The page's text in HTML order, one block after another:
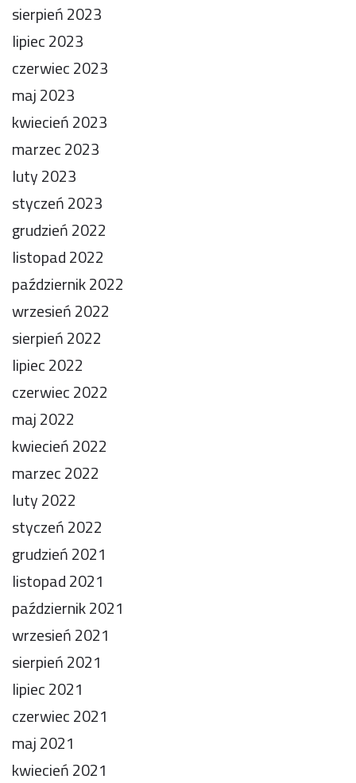
sierpień 2023
lipiec 2023
czerwiec 2023
maj 2023
kwiecień 2023
marzec 2023
luty 2023
styczeń 2023
grudzień 2022
listopad 2022
październik 2022
wrzesień 2022
sierpień 2022
lipiec 2022
czerwiec 2022
maj 2022
kwiecień 2022
marzec 2022
luty 2022
styczeń 2022
grudzień 2021
listopad 2021
październik 2021
wrzesień 2021
sierpień 2021
lipiec 2021
czerwiec 2021
maj 2021
kwiecień 2021